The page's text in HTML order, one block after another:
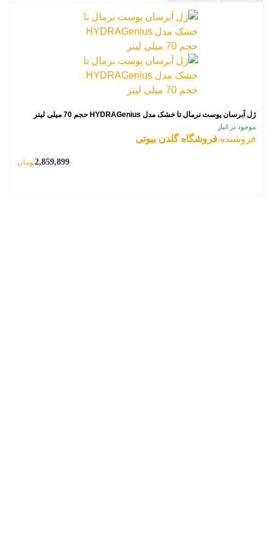
ژل آبرسان پوست نرمال تا خشک مدل HYDRAGenius حجم 70 میلی لیتر
موجود در انبار
فروشنده:فروشگاه گلدن بیوتی
2,859,899تومان